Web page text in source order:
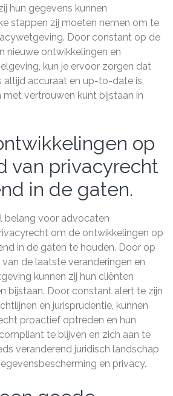
hun gegevens kunnen
stappen zij moeten nemen om te
Door constant op de
nieuwe ontwikkelingen en
kun je ervoor zorgen dat
altijd accuraat en up-to-date is,
vertrouwen kunt bijstaan in
op
van privacyrecht
in de gaten.
belang voor advocaten
om de ontwikkelingen op
in de gaten te houden. Door op
de laatste veranderingen en
kunnen zij hun cliënten
bijstaan. Door constant alert te zijn
en jurisprudentie, kunnen
proactief optreden en hun
te blijven en zich aan te
veranderend juridisch landschap
en privacy.